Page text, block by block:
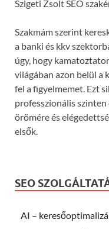
Szigeti Zsolt SEO
Szakmám szerint
a banki és kkv
úgy, hogy
világában azon belül a
fel a figyelmemet. Ezt
professzionális
örömére és
elsők.
SEO
AI –